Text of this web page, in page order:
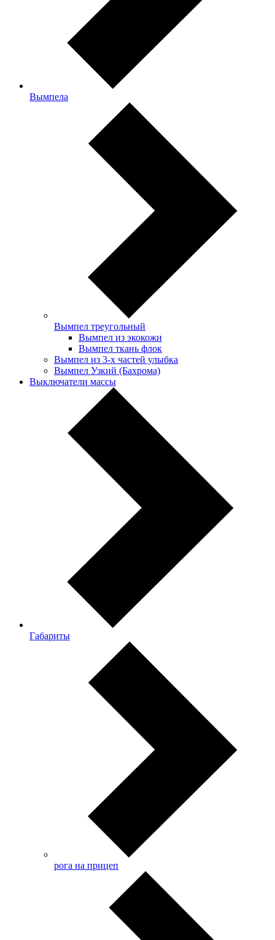
Вымпела
Вымпел треугольный
Вымпел из экокожи
Вымпел ткань флок
Вымпел из 3-х частей улыбка
Вымпел Узкий (Бахрома)
Выключатели массы
Габариты
рога на прицеп